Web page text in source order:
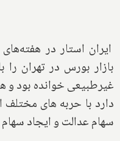
ایران استار در
بازار بورس در تهران
غیرطبیعی خوانده بود
دارد با حربه های مختلف
سهام عدالت و ایجاد سهام